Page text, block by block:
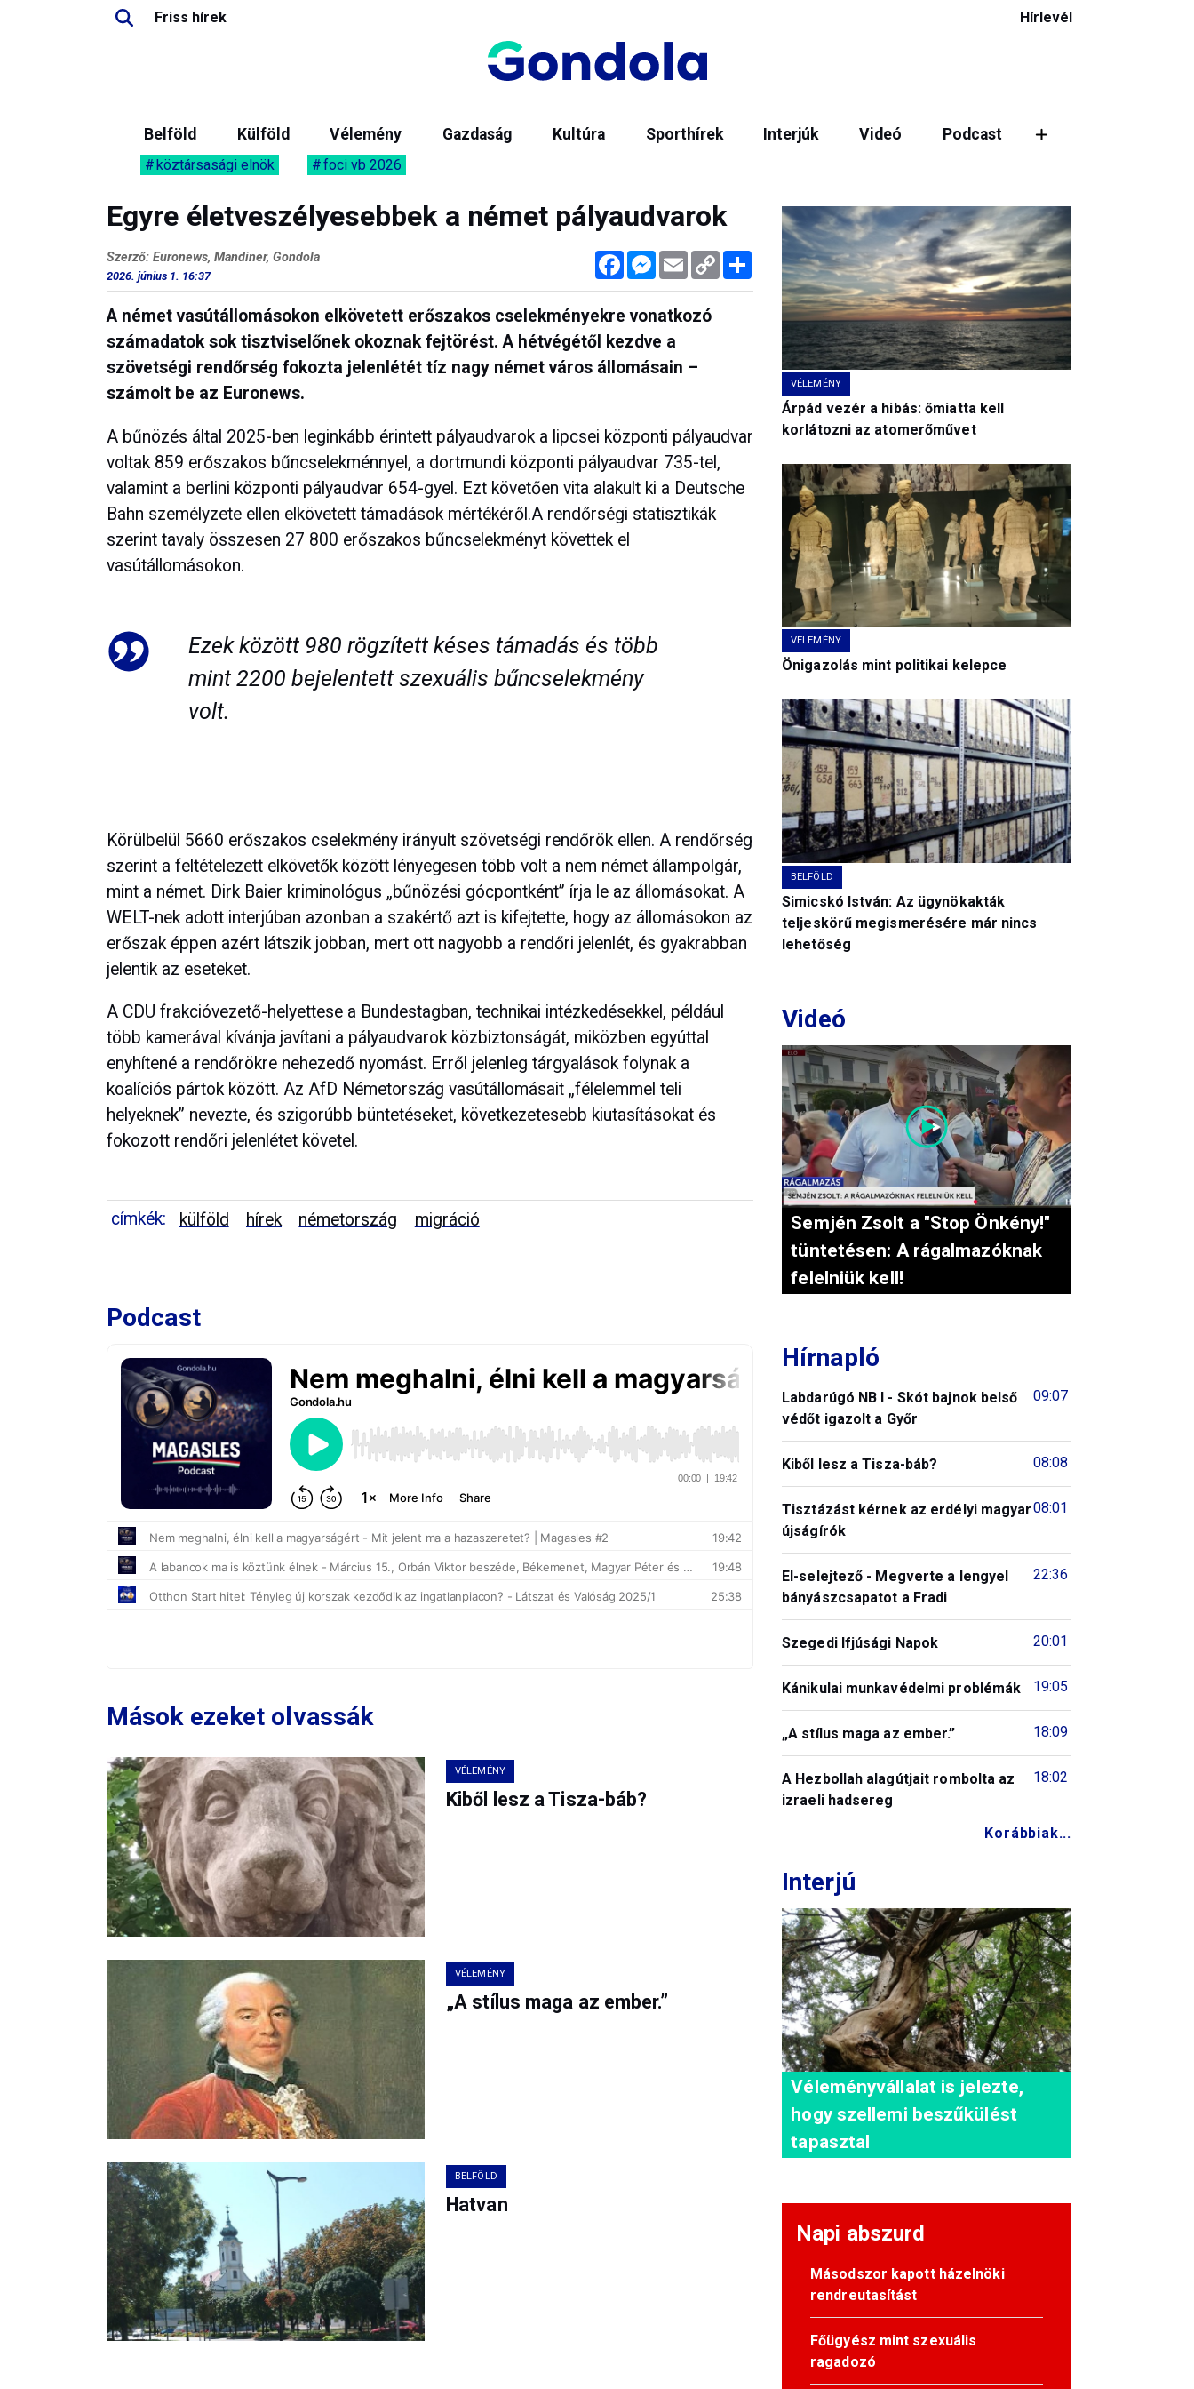
Friss hírek Hírlevél
Belföld Külföld Vélemény Gazdaság Kultúra Sporthírek Interjúk Videó Podcast
köztársasági elnök foci vb 2026
Egyre életveszélyesebbek a német pályaudvarok
FacebookMessenger
Email Copy
Link
Megosztás
Szerző: Euronews, Mandiner, Gondola
2026. június 1. 16:37
A német vasútállomásokon elkövetett erőszakos cselekményekre vonatkozó
számadatok sok tisztviselőnek okoznak fejtörést. A hétvégétől kezdve a
szövetségi rendőrség fokozta jelenlétét tíz nagy német város állomásain –
számolt be az Euronews.
A bűnözés által 2025-ben leginkább érintett pályaudvarok a lipcsei központi pályaudvar
voltak 859 erőszakos bűncselekménnyel, a dortmundi központi pályaudvar 735-tel,
valamint a berlini központi pályaudvar 654-gyel. Ezt követően vita alakult ki a Deutsche
Bahn személyzete ellen elkövetett támadások mértékéről.A rendőrségi statisztikák
szerint tavaly összesen 27 800 erőszakos bűncselekményt követtek el
vasútállomásokon.
Ezek között 980 rögzített késes támadás és több
mint 2200 bejelentett szexuális bűncselekmény
volt.
Körülbelül 5660 erőszakos cselekmény irányult szövetségi rendőrök ellen. A rendőrség
szerint a feltételezett elkövetők között lényegesen több volt a nem német állampolgár,
mint a német. Dirk Baier kriminológus „bűnözési gócpontként” írja le az állomásokat. A
WELT-nek adott interjúban azonban a szakértő azt is kifejtette, hogy az állomásokon az
erőszak éppen azért látszik jobban, mert ott nagyobb a rendőri jelenlét, és gyakrabban
jelentik az eseteket.
A CDU frakcióvezető-helyettese a Bundestagban, technikai intézkedésekkel, például
több kamerával kívánja javítani a pályaudvarok közbiztonságát, miközben egyúttal
enyhítené a rendőrökre nehezedő nyomást. Erről jelenleg tárgyalások folynak a
koalíciós pártok között. Az AfD Németország vasútállomásait „félelemmel teli
helyeknek” nevezte, és szigorúbb büntetéseket, következetesebb kiutasításokat és
fokozott rendőri jelenlétet követel.
címkék: külföld hírek németország migráció
Podcast
Mások ezeket olvassák
VÉLEMÉNY
Kiből lesz a Tisza-báb?
VÉLEMÉNY
„A stílus maga az ember.”
BELFÖLD
Hatvan
VÉLEMÉNY
Árpád vezér a hibás: őmiatta kell
korlátozni az atomerőművet
VÉLEMÉNY
Önigazolás mint politikai kelepce
BELFÖLD
Simicskó István: Az ügynökakták
teljeskörű megismerésére már nincs
lehetőség
Videó
Semjén Zsolt a "Stop Önkény!"
tüntetésen: A rágalmazóknak
felelniük kell!
Hírnapló
09:07
Labdarúgó NB I - Skót bajnok belső
védőt igazolt a Győr
08:08
Kiből lesz a Tisza-báb?
08:01
Tisztázást kérnek az erdélyi magyar
újságírók
22:36
El-selejtező - Megverte a lengyel
bányászcsapatot a Fradi
20:01
Szegedi Ifjúsági Napok
19:05
Kánikulai munkavédelmi problémák
18:09
„A stílus maga az ember.”
18:02
A Hezbollah alagútjait rombolta az
izraeli hadsereg
Korábbiak...
Interjú
Véleményvállalat is jelezte,
hogy szellemi beszűkülést
tapasztal
Napi abszurd
Másodszor kapott házelnöki
rendreutasítást
Főügyész mint szexuális
ragadozó